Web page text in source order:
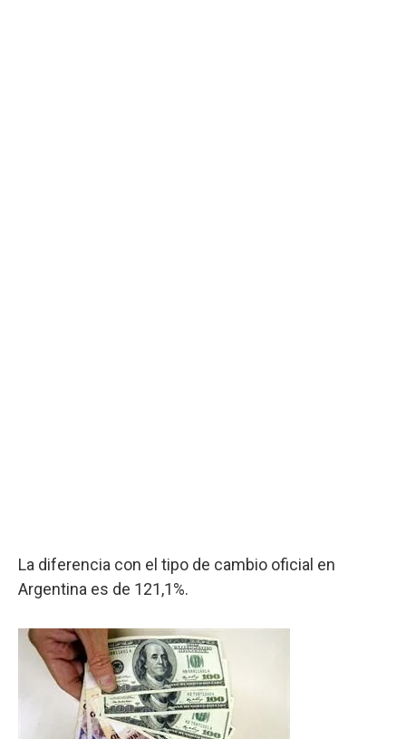
La diferencia con el tipo de cambio oficial en
Argentina es de 121,1%.